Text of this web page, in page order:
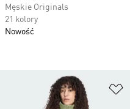
Męskie Originals
21 kolory
Nowość